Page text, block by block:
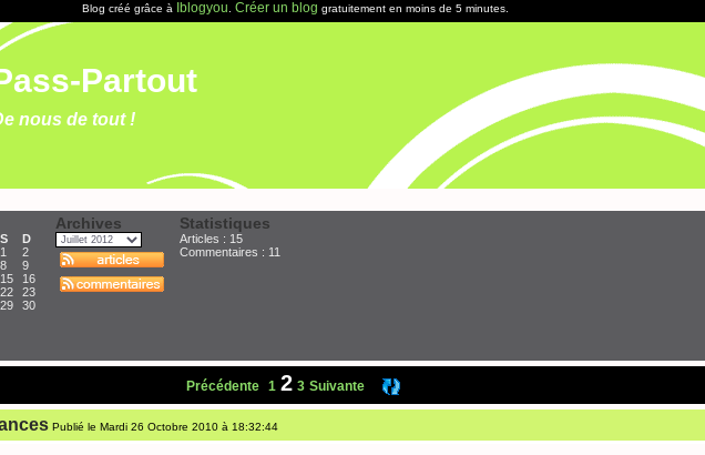
Blog créé grâce à Iblogyou Créer un blog gratuitement en moins de 5 minutes.
Partout
nous de tout !
S
D
1
2
8
9
15
16
22
23
29
30
Archives Statistiques
Articles : 15
Commentaires : 11
Précédente 1 2 3 Suivante
Publié le Mardi 26 Octobre 2010 à 18:32:44